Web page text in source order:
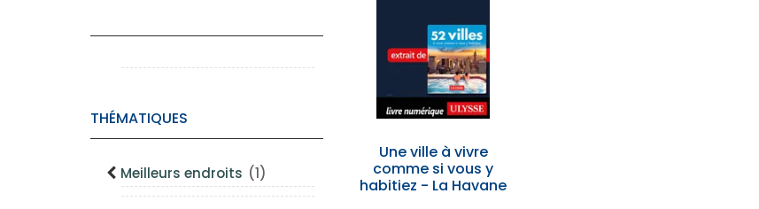
THÉMATIQUES
Meilleurs endroits (1)
Une ville à vivre
comme si vous y
habitiez - La Havane